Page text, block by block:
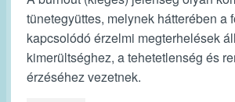
tünetegyüttes, melynek hátterében a
kapcsolódó érzelmi megterhelések
kimerültséghez, a tehetetlenség és
érzéséhez vezetnek.